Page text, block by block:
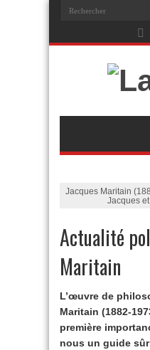
Jacques Maritain
Jacques
Actualité
Maritain
L’œuvre de
Maritain (1882-
première
nous un guide